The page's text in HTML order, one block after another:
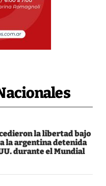
la libertad bajo
la argentina detenida
durante el Mundial